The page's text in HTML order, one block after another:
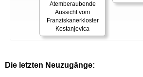
Atemberaubende
Aussicht vom
Franziskanerkloster
Kostanjevica
Die letzten Neuzugänge: